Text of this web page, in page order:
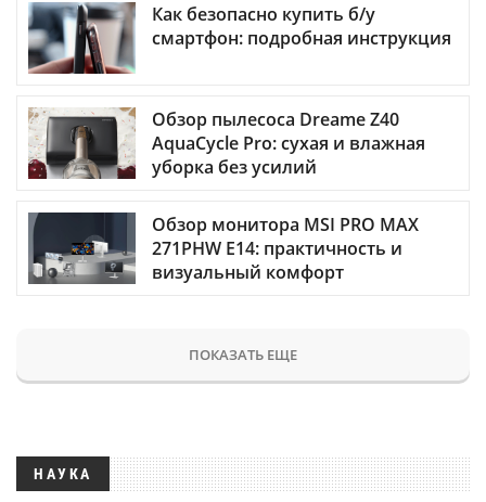
Как безопасно купить б/у
смартфон: подробная инструкция
Обзор пылесоса Dreame Z40
AquaCycle Pro: сухая и влажная
уборка без усилий
Обзор монитора MSI PRO MAX
271PHW E14: практичность и
визуальный комфорт
ПОКАЗАТЬ ЕЩЕ
НАУКА